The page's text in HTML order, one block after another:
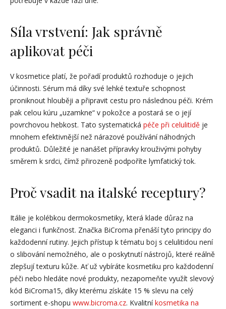
Síla vrstvení: Jak správně
aplikovat péči
V kosmetice platí, že pořadí produktů rozhoduje o jejich
účinnosti. Sérum má díky své lehké textuře schopnost
proniknout hlouběji a připravit cestu pro následnou péči. Krém
pak celou kúru „uzamkne“ v pokožce a postará se o její
povrchovou hebkost. Tato systematická péče při celulitidě je
mnohem efektivnější než nárazové používání náhodných
produktů. Důležité je nanášet přípravky krouživými pohyby
směrem k srdci, čímž přirozeně podpoříte lymfatický tok.
Proč vsadit na italské receptury?
Itálie je kolébkou dermokosmetiky, která klade důraz na
eleganci i funkčnost. Značka BiCroma přenáší tyto principy do
každodenní rutiny. Jejich přístup k tématu boj s celulitidou není
o slibování nemožného, ale o poskytnutí nástrojů, které reálně
zlepšují texturu kůže. Ať už vybíráte kosmetiku pro každodenní
péči nebo hledáte nové produkty, nezapomeňte využít slevový
kód BiCroma15, díky kterému získáte 15 % slevu na celý
sortiment e-shopu www.bicroma.cz. Kvalitníkosmetika na